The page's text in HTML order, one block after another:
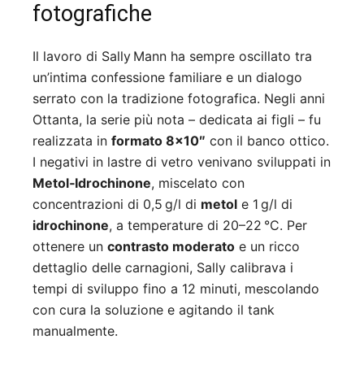
fotografiche
Il lavoro di Sally Mann ha sempre oscillato tra
un’intima confessione familiare e un dialogo
serrato con la tradizione fotografica. Negli anni
Ottanta, la serie più nota – dedicata ai figli – fu
realizzata in formato 8×10″ con il banco ottico.
I negativi in lastre di vetro venivano sviluppati in
Metol‑Idrochinone, miscelato con
concentrazioni di 0,5 g/l di metol e 1 g/l di
idrochinone, a temperature di 20–22 °C. Per
ottenere un contrasto moderato e un ricco
dettaglio delle carnagioni, Sally calibrava i
tempi di sviluppo fino a 12 minuti, mescolando
con cura la soluzione e agitando il tank
manualmente.